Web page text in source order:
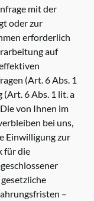
mit der
oder zur
erforderlich
auf
(Art. 6 Abs. 1
6 Abs. 1 lit. a
von Ihnen im
bei uns,
Einwilligung zur
für die
–